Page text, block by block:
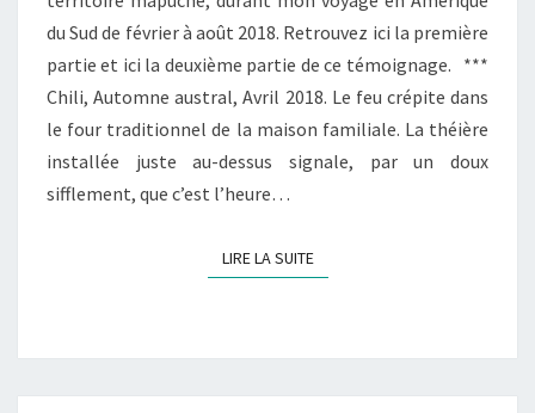
T
R
R
I
T
I
E
M
U
du Sud de février à août 2018. Retrouvez ici la première
partie et ici la deuxième partie de ce témoignage. ***
Chili, Automne austral, Avril 2018. Le feu crépite dans
le four traditionnel de la maison familiale. La théière
installée juste au-dessus signale, par un doux
sifflement, que c’est l’heure…
LIRE LA SUITELIRE LA SUITE